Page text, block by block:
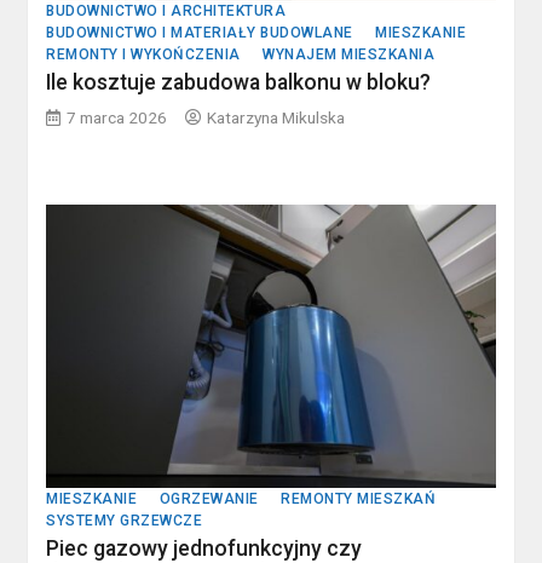
BUDOWNICTWO I ARCHITEKTURA
BUDOWNICTWO I MATERIAŁY BUDOWLANE
MIESZKANIE
REMONTY I WYKOŃCZENIA
WYNAJEM MIESZKANIA
Ile kosztuje zabudowa balkonu w bloku?
7 marca 2026 Katarzyna Mikulska
MIESZKANIE OGRZEWANIE
REMONTY MIESZKAŃ
SYSTEMY GRZEWCZE
Piec gazowy jednofunkcyjny czy